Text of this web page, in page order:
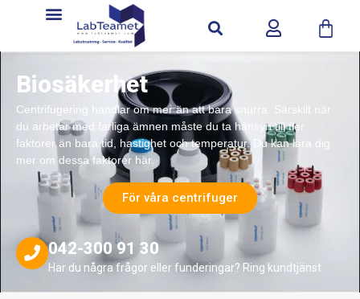
Biosäkerhet
Centrifugering handlar om mer än att bara snurra. Särskilt när
du arbetar med farliga ämnen måste du ta hänsyn till fler
faktorer än bara tid, hastighet och temperatur. Du kan lära dig
mer om dessa faktorer här.
För våra centrifuger
042-300 91 30
Har du några frågor eller funderingar? Ring kundtjänst